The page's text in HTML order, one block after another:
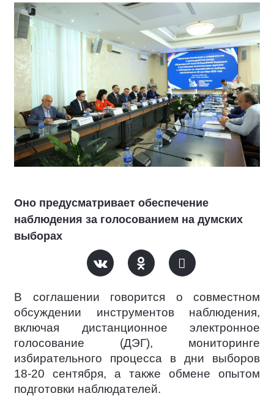
Оно предусматривает обеспечение
наблюдения за голосованием на думских
выборах
В соглашении говорится о совместном
обсуждении инструментов наблюдения,
включая дистанционное электронное
голосование (ДЭГ), мониторинге
избирательного процесса в дни выборов
18-20 сентября, а также обмене опытом
подготовки наблюдателей.